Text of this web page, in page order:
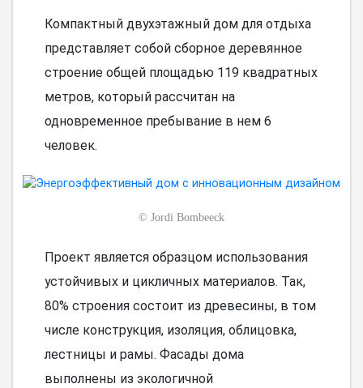
Компактный двухэтажный дом для отдыха
представляет собой сборное деревянное
строение общей площадью 119 квадратных
метров, который рассчитан на
одновременное пребывание в нем 6
человек.
© Jordi Bombeeck
Проект является образцом использования
устойчивых и цикличных материалов. Так,
80% строения состоит из древесины, в том
числе конструкция, изоляция, облицовка,
лестницы и рамы. Фасады дома
выполнены из экологичной